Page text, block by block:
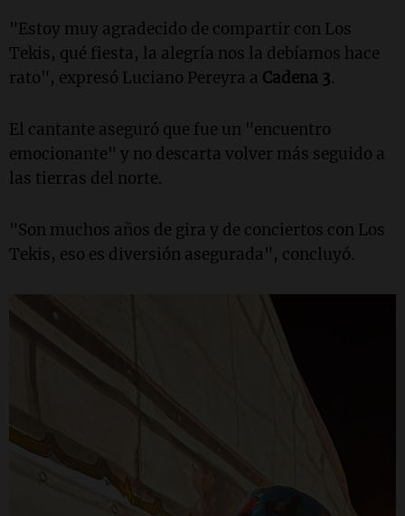
"Estoy muy agradecido de compartir con Los
Tekis, qué fiesta, la alegría nos la debíamos hace
rato", expresó Luciano Pereyra a Cadena 3.
El cantante aseguró que fue un "encuentro
emocionante" y no descarta volver más seguido a
las tierras del norte.
"Son muchos años de gira y de conciertos con Los
Tekis, eso es diversión asegurada", concluyó.